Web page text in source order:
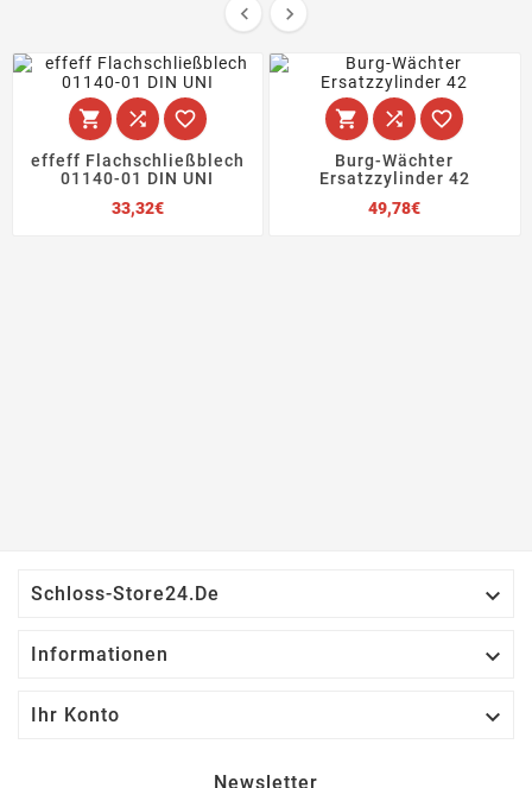
 
  
effeff Flachschließblech
01140-01 DIN UNI
33,32€Preis
  
Burg-Wächter
Ersatzzylinder 42
49,78€Preis
Schloss-Store24.de 
Informationen 
Ihr Konto 
Newsletter